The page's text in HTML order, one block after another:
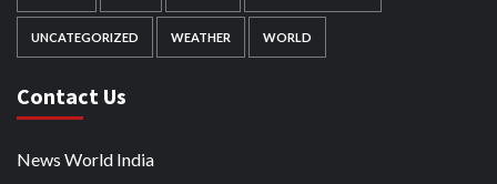
UNCATEGORIZED WEATHER WORLD
Contact Us
News World India